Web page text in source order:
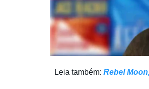
Leia também: Rebel